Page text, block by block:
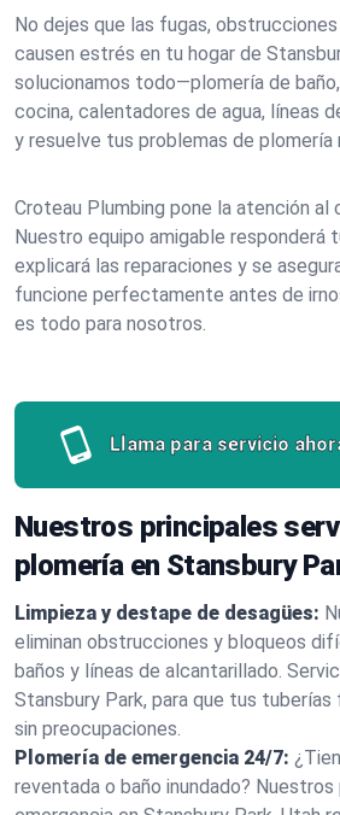
No dejes que las fugas,
causen estrés en tu hogar de
solucionamos todo—plomería de
cocina, calentadores de agua, líneas
y resuelve tus problemas de plomería
Croteau Plumbing pone la atención al
Nuestro equipo amigable responderá
explicará las reparaciones y se
funcione perfectamente antes de
es todo para nosotros.
Llama para servicio
Nuestros principales
plomería en Stansbury
Limpieza y destape de desagües:
eliminan obstrucciones y bloqueos
baños y líneas de alcantarillado.
Stansbury Park, para que tus tuberías
sin preocupaciones.
Plomería de emergencia 24/7:
reventada o baño inundado?